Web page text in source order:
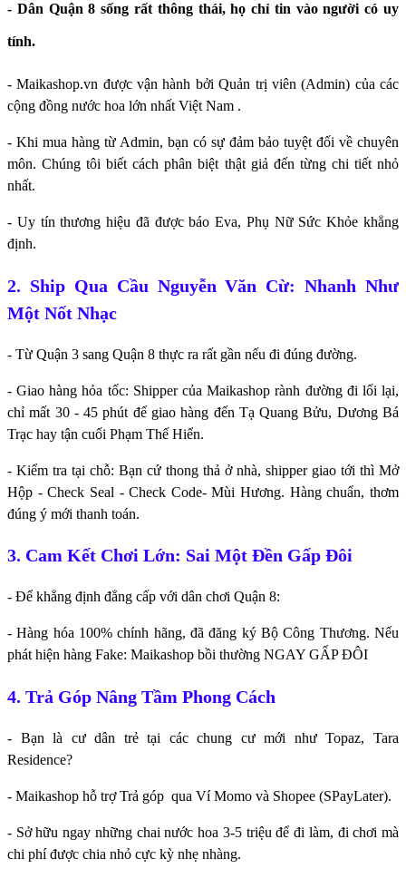
- Dân Quận 8 sống rất thông thái, họ chỉ tin vào người có uy
tính.
- Maikashop.vn được vận hành bởi Quản trị viên (Admin) của các
cộng đồng nước hoa lớn nhất Việt Nam .
- Khi mua hàng từ Admin, bạn có sự đảm bảo tuyệt đối về chuyên
môn. Chúng tôi biết cách phân biệt thật giả đến từng chi tiết nhỏ
nhất.
- Uy tín thương hiệu đã được báo Eva, Phụ Nữ Sức Khỏe khẳng
định.
2. Ship Qua Cầu Nguyễn Văn Cừ: Nhanh Như
Một Nốt Nhạc
- Từ Quận 3 sang Quận 8 thực ra rất gần nếu đi đúng đường.
- Giao hàng hỏa tốc: Shipper của Maikashop rành đường đi lối lại,
chỉ mất 30 - 45 phút để giao hàng đến Tạ Quang Bửu, Dương Bá
Trạc hay tận cuối Phạm Thế Hiển.
- Kiểm tra tại chỗ: Bạn cứ thong thả ở nhà, shipper giao tới thì Mở
Hộp - Check Seal - Check Code- Mùi Hương. Hàng chuẩn, thơm
đúng ý mới thanh toán.
3. Cam Kết Chơi Lớn: Sai Một Đền Gấp Đôi
- Để khẳng định đẳng cấp với dân chơi Quận 8:
- Hàng hóa 100% chính hãng, đã đăng ký Bộ Công Thương. Nếu
phát hiện hàng Fake: Maikashop bồi thường NGAY GẤP ĐÔI
4. Trả Góp Nâng Tầm Phong Cách
- Bạn là cư dân trẻ tại các chung cư mới như Topaz, Tara
Residence?
- Maikashop hỗ trợ Trả góp qua Ví Momo và Shopee (SPayLater).
- Sở hữu ngay những chai nước hoa 3-5 triệu để đi làm, đi chơi mà
chi phí được chia nhỏ cực kỳ nhẹ nhàng.